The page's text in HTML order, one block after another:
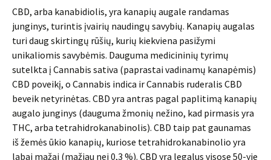
CBD, arba kanabidiolis, yra kanapių augale randamas
junginys, turintis įvairių naudingų savybių. Kanapių augalas
turi daug skirtingų rūšių, kurių kiekviena pasižymi
unikaliomis savybėmis. Dauguma medicininių tyrimų
sutelkta į Cannabis sativa (paprastai vadinamų kanapėmis)
CBD poveikį, o Cannabis indica ir Cannabis ruderalis CBD
beveik netyrinėtas. CBD yra antras pagal paplitimą kanapių
augalo junginys (dauguma žmonių nežino, kad pirmasis yra
THC, arba tetrahidrokanabinolis). CBD taip pat gaunamas
iš žemės ūkio kanapių, kuriose tetrahidrokanabinolio yra
labai mažai (mažiau nei 0,3 %). CBD yra legalus visose 50-yje